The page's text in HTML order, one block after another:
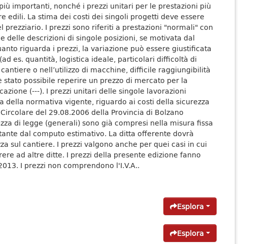
importanti, nonché i prezzi unitari per le prestazioni più
edili. La stima dei costi dei singoli progetti deve essere
I prezzi sono riferiti a prestazioni "normali" con
delle descrizioni di singole posizioni, se motivata dal
riguarda i prezzi, la variazione può essere giustificata
es. quantità, logistica ideale, particolari difficoltà di
o nell’utilizzo di macchine, difficile raggiungibilità
possibile reperire un prezzo di mercato per la
(---). I prezzi unitari delle singole lavorazioni
della normativa vigente, riguardo ai costi della sicurezza
del 29.08.2006 della Provincia di Bolzano
di legge (generali) sono già compresi nella misura fissa
dal computo estimativo. La ditta offerente dovrà
sul cantiere. I prezzi valgono anche per quei casi in cui
ad altre ditte. I prezzi della presente edizione fanno
I prezzi non comprendono l'I.V.A..
Esplora
Esplora